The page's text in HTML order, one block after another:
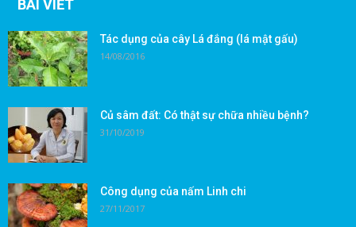
BÀI VIẾT
Tác dụng của cây Lá đắng (lá mật gấu)
14/08/2016
Củ sâm đất: Có thật sự chữa nhiều bệnh?
31/10/2019
Công dụng của nấm Linh chi
27/11/2017